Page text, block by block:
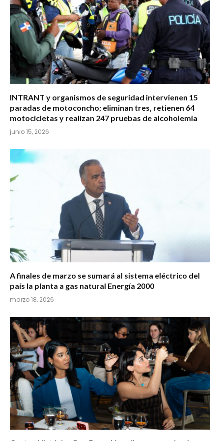
INTRANT y organismos de seguridad intervienen 15
paradas de motoconcho; eliminan tres, retienen 64
motocicletas y realizan 247 pruebas de alcoholemia
junio 15, 2026
A finales de marzo se sumará al sistema eléctrico del
país la planta a gas natural Energía 2000
marzo 18, 2026